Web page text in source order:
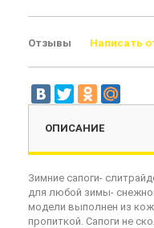
Отзывы Написать
ОПИСАНИЕ
Зимние сапоги-
для любой зимы-
модели выполнен из
пропиткой. Сапоги не